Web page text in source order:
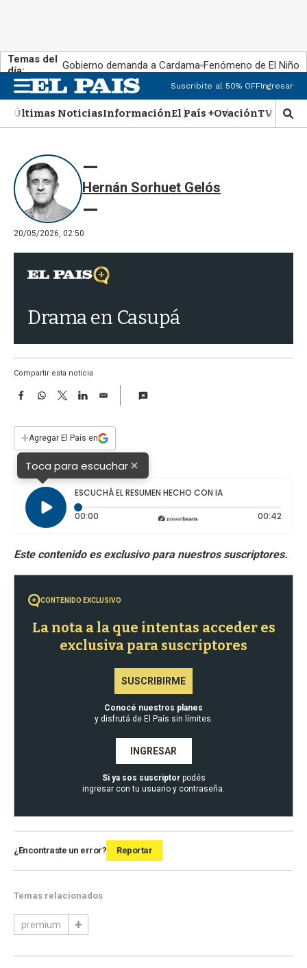
Temas del
día:
Gobierno demanda a Cardama Fenómeno de El Niño
n
u
Suscribite al 50% OFFIngresar
Últimas NoticiasInformaciónEl País +OvaciónTV Show
M
o
q
Hernán Sorhuet Gelós
20/05/2026, 02:50
Drama en Casupá
Compartir esta noticia
F
e
b
o
o
W
s
p
p
T
w
t
r
L
I
n
E
i
l
+Agregar El País en
Toca para escuchar×
ESCUCHÁ EL RESUMEN HECHO CON IA
00:00 Tiempo transcurrido: 0 segundos 00:42
CONTENIDO EXCLUSIVO
La nota a la que intentas acceder es
exclusiva para suscriptores
SUSCRIBIRME
Conocé nuestros planes
y disfrutá de El País sin límites.
INGRESAR
Si ya sos suscriptorpodés
ingresar con tu usuario y contraseña.
¿Encontraste un error? Reportar
Temas relacionados
premium